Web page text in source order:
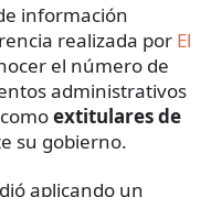
información
realizada por El
el número de
administrativos
extitulares de
su gobierno.
aplicando un